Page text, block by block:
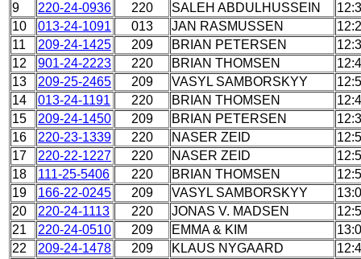
9
220-24-0936 220 SALEH ABDULHUSSEIN
10
013-24-1091 013 JAN RASMUSSEN
11
209-24-1425 209 BRIAN PETERSEN
12
901-24-2223 220 BRIAN THOMSEN
13
209-25-2465 209 VASYL SAMBORSKYY
14
013-24-1191 220 BRIAN THOMSEN
15
209-24-1450 209 BRIAN PETERSEN
16
220-23-1339 220 NASER ZEID
17
220-22-1227 220 NASER ZEID
18
111-25-5406 220 BRIAN THOMSEN
19
166-22-0245 209 VASYL SAMBORSKYY
20
220-24-1113 220 JONAS V. MADSEN
21
220-24-0510 209 EMMA & KIM
22
209-24-1478 209 KLAUS NYGAARD